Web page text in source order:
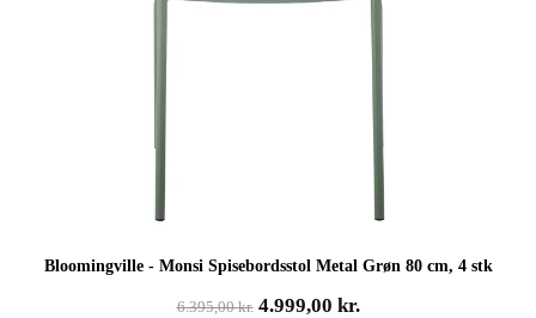
Bloomingville - Monsi Spisebordsstol Metal Grøn 80 cm, 4 stk
6.395,00kr. Den
4.999,00 kr.Den